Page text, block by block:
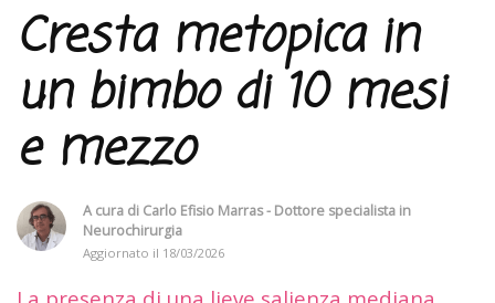
Cresta metopica in
un bimbo di 10 mesi
e mezzo
A cura di Carlo Efisio Marras - Dottore specialista in
Neurochirurgia
Aggiornato il 18/03/2026